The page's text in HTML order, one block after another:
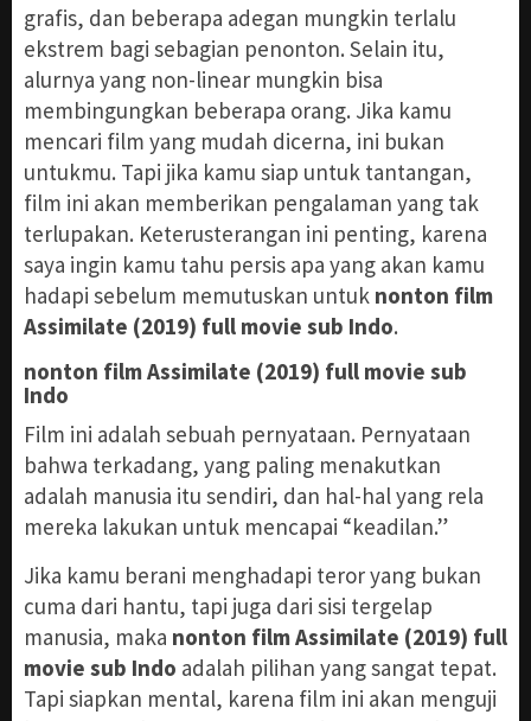
grafis, dan beberapa adegan mungkin terlalu
ekstrem bagi sebagian penonton. Selain itu,
alurnya yang non-linear mungkin bisa
membingungkan beberapa orang. Jika kamu
mencari film yang mudah dicerna, ini bukan
untukmu. Tapi jika kamu siap untuk tantangan,
film ini akan memberikan pengalaman yang tak
terlupakan. Keterusterangan ini penting, karena
saya ingin kamu tahu persis apa yang akan kamu
hadapi sebelum memutuskan untuk nonton film
Assimilate (2019) full movie sub Indo.
nonton film Assimilate (2019) full movie sub
Indo
Film ini adalah sebuah pernyataan. Pernyataan
bahwa terkadang, yang paling menakutkan
adalah manusia itu sendiri, dan hal-hal yang rela
mereka lakukan untuk mencapai “keadilan.”
Jika kamu berani menghadapi teror yang bukan
cuma dari hantu, tapi juga dari sisi tergelap
manusia, maka nonton film Assimilate (2019) full
movie sub Indo adalah pilihan yang sangat tepat.
Tapi siapkan mental, karena film ini akan menguji